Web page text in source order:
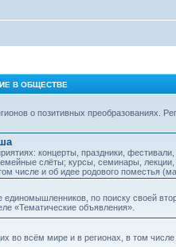
В ОБЩЕСТВЕ
о позитивных преобразованиях.
концерты, праздники, фестивали,
слёты; курсы, семинары, лекции,
числе и об идее родового поместья
по поиску своей
«Тематические объявления».
во всём мире и в регионах, в том числе